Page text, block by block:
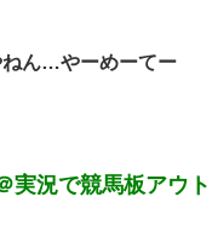
ん…やーめーてー
実況で競馬板アウト